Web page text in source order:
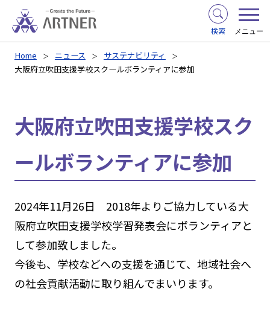
検索 メニュー
Home ニュース
サステナビリティ
大阪府立吹田支援学校スクールボランティアに参加
大阪府立吹田支援学校スク
ールボランティアに参加
2024年11月26日 2018年よりご協力している大
阪府立吹田支援学校学習発表会にボランティアと
して参加致しました。
今後も、学校などへの支援を通じて、地域社会へ
の社会貢献活動に取り組んでまいります。